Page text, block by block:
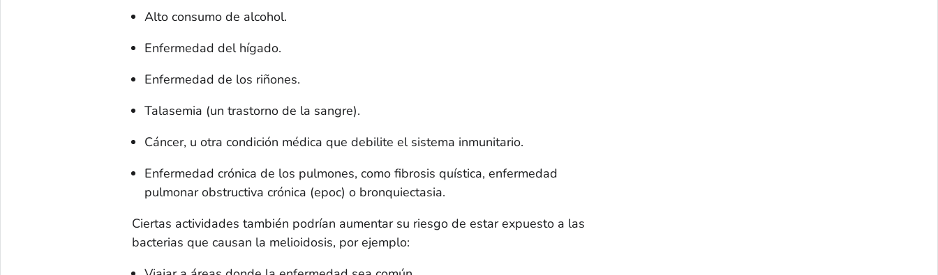
Alto consumo de alcohol.
Enfermedad del hígado.
Enfermedad de los riñones.
Talasemia (un trastorno de la sangre).
Cáncer, u otra condición médica que debilite el sistema inmunitario.
Enfermedad crónica de los pulmones, como fibrosis quística, enfermedad
pulmonar obstructiva crónica (epoc) o bronquiectasia.
Ciertas actividades también podrían aumentar su riesgo de estar expuesto a las
bacterias que causan la melioidosis, por ejemplo: